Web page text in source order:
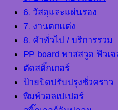
6. วัสดุและแผ่นรอง
7. งานตกแต่ง
8. คำทั่วไป / บริการรวม
PP board พาสสวูด ฟิวเ
ตัดสติ๊กเกอร์
ป้ายปิดปรับปรุงชั่วคราว
พิมพ์วอลเปเปอร์